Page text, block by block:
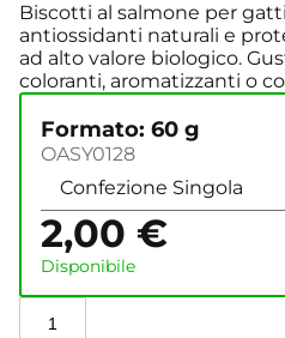
Biscotti al salmone per
antiossidanti naturali e
ad alto valore biologico.
coloranti, aromatizzanti o
Formato: 60 g
OASY0128
2,00 €
Disponibile